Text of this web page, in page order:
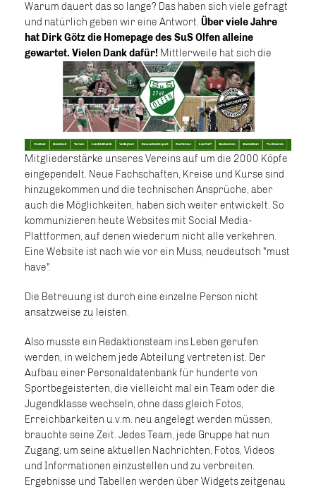
Warum dauert das so lange? Das haben sich viele gefragt
und natürlich geben wir eine Antwort. Über viele Jahre
hat Dirk Götz die Homepage des SuS Olfen alleine
gewartet. Vielen Dank dafür! Mittlerweile hat sich die
Mitgliederstärke unseres Vereins auf um die 2000 Köpfe
eingependelt. Neue Fachschaften, Kreise und Kurse sind
hinzugekommen und die technischen Ansprüche, aber
auch die Möglichkeiten, haben sich weiter entwickelt. So
kommunizieren heute Websites mit Social Media-
Plattformen, auf denen wiederum nicht alle verkehren.
Eine Website ist nach wie vor ein Muss, neudeutsch "must
have".
Die Betreuung ist durch eine einzelne Person nicht
ansatzweise zu leisten.
Also musste ein Redaktionsteam ins Leben gerufen
werden, in welchem jede Abteilung vertreten ist. Der
Aufbau einer Personaldatenbank für hunderte von
Sportbegeisterten, die vielleicht mal ein Team oder die
Jugendklasse wechseln, ohne dass gleich Fotos,
Erreichbarkeiten u.v.m. neu angelegt werden müssen,
brauchte seine Zeit. Jedes Team, jede Gruppe hat nun
Zugang, um seine aktuellen Nachrichten, Fotos, Videos
und Informationen einzustellen und zu verbreiten.
Ergebnisse und Tabellen werden über Widgets zeitgenau